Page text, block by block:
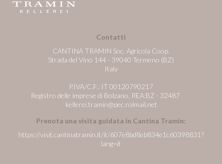
Contatti
CANTINA TRAMIN Soc. Agricola Coop.
Strada del Vino 144 - 39040 Termeno (BZ)
Italy
P.IVA/C.F.: IT 00120790217
Registro delle imprese di Bolzano, REA:BZ - 32487
kellerei.tramin@pec.rolmail.net
Prenota una visita guidata in Cantina Tramin:
https://visit.cantinatramin.it/it/607e8bd8eb834e1c60398831?
lang=it